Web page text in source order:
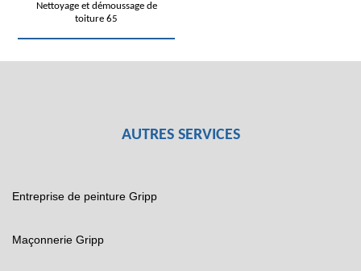
Nettoyage et démoussage de
toiture 65
AUTRES SERVICES
Entreprise de peinture Gripp
Maçonnerie Gripp